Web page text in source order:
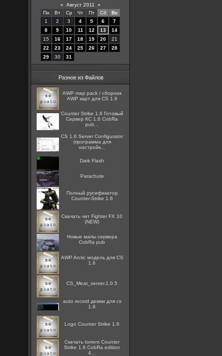
« Август 2011
»
Пн
Вт Ср Чт Пт Сб
Вс
1
2 3 4 5 6
7
8
9 10 11 12 13
14
15
16 17 18 19 20
21
22
23 24 25 26 27
28
29
30 31
Разное из Файлов
AWP map pack / сборник
AWP карт для CS 1.6
Counter Strike 1.6 Готовый
Сервер КС 1.6 CobRa
pub...
CS 1.6 Server Configurator
(программа для
настройк...
Dark Flash
Parachute
Полный русификатор
Counter-Strike 1.6
Скачать чит Fighter FX 10
(NEW)
Новые мапы сервера
CobRa pub
AWP Arctic модель для CS
1.6
CS_Meat_server.1.0.5
auto record демки для cs
1.6
Logo Counter Strike 1.6
Скачать torrent Counter
Strike 1.6 CobRa edition
4...